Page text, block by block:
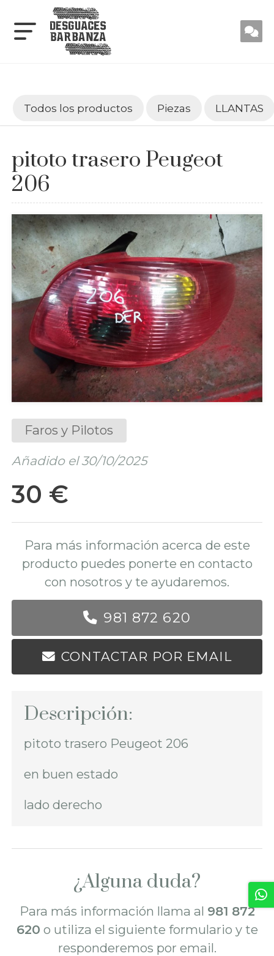
Todos los productos Piezas LLANTAS
pitoto trasero Peugeot
206
Faros y Pilotos
Añadido el 30/10/2025
30 €
Para más información acerca de este
producto puedes ponerte en contacto
con nosotros y te ayudaremos.
981 872 620
CONTACTAR POR EMAIL
Descripción:
pitoto trasero Peugeot 206
en buen estado
lado derecho
¿Alguna duda?
Para más información llama al 981 872
620 o utiliza el siguiente formulario y te
responderemos por email.